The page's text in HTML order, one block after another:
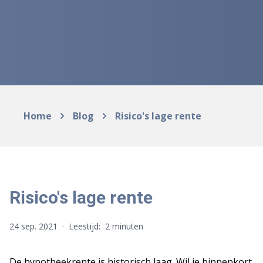
Home Blog Risico's lage rente
Risico's lage rente
24 sep. 2021 · Leestijd: 2 minuten